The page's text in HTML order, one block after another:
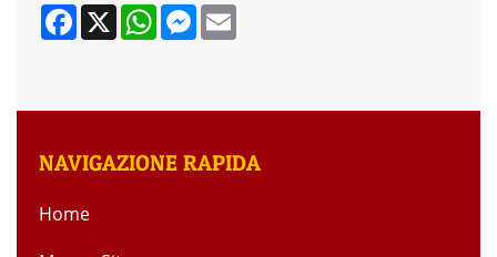
Facebook
X WhatsAppMessenger
NAVIGAZIONE RAPIDA
Home